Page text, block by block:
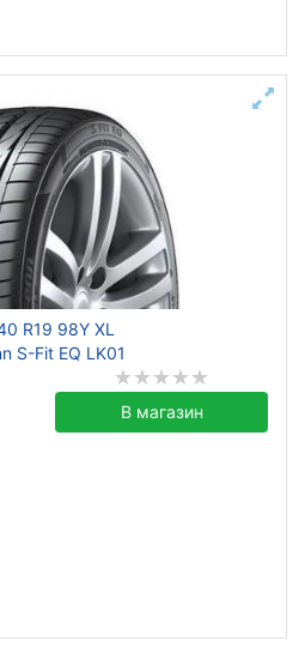
R19 98Y XL
S-Fit EQ LK01
В магазин